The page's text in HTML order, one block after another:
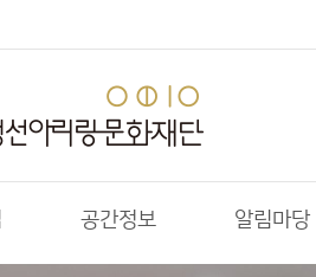
공간정보 알림마당